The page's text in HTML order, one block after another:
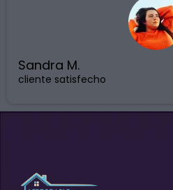
Sandra M.
cliente satisfecho